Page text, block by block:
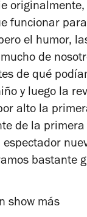
funcionar
el humor,
de
de qué
y luego la
alto la
de la
bastante